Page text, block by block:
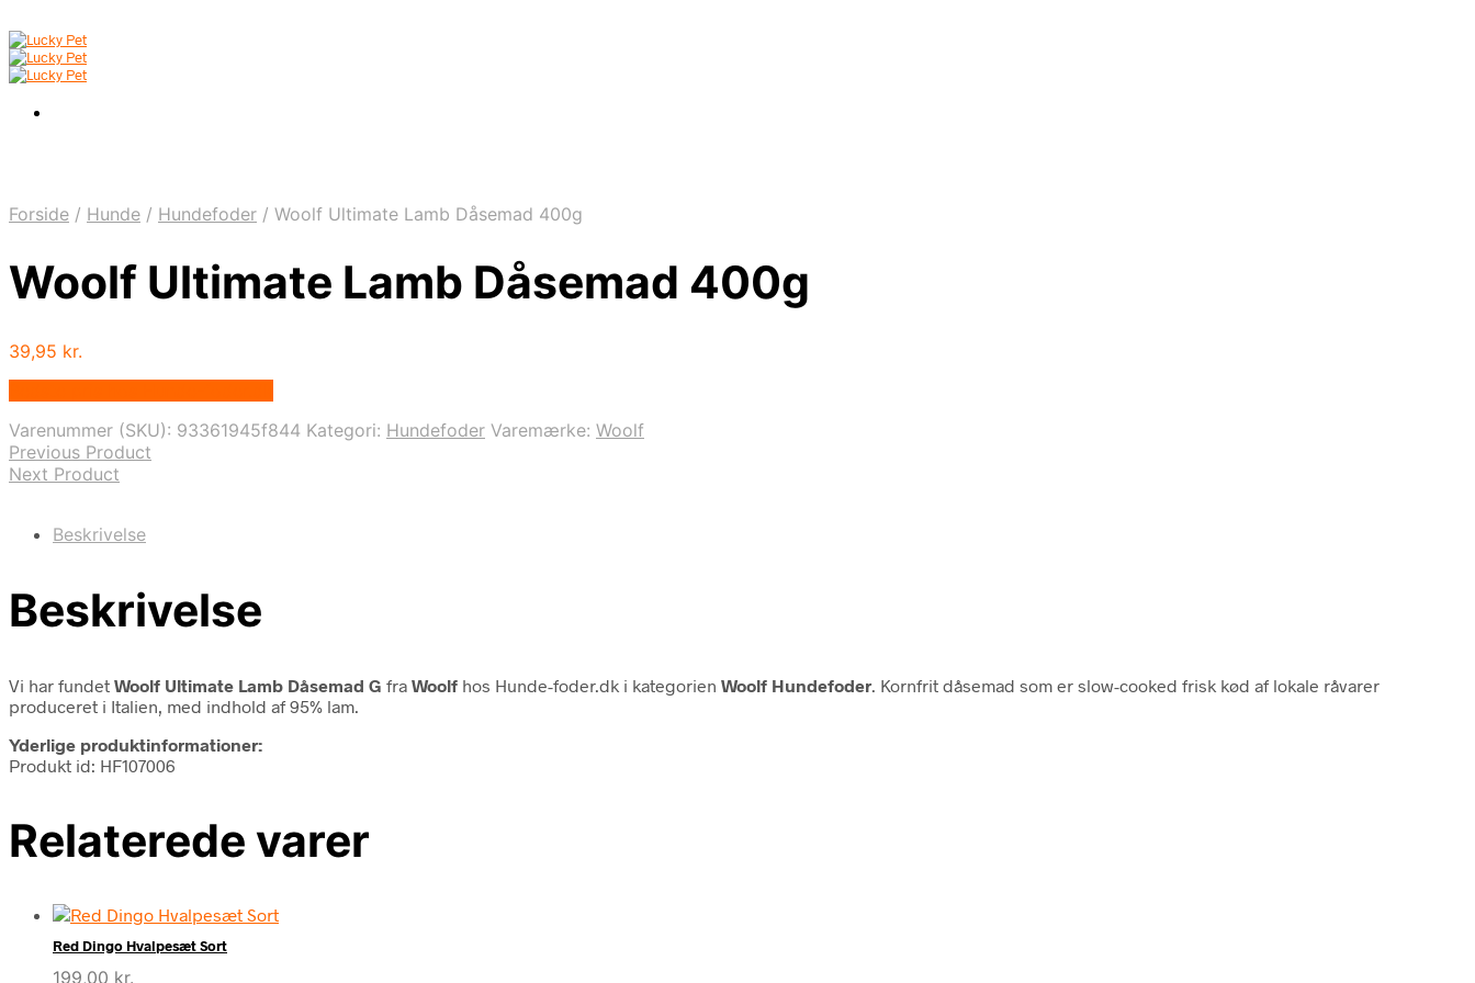
Forside / Hunde / Hundefoder / Woolf Ultimate Lamb Dåsemad 400g
Woolf Ultimate Lamb Dåsemad 400g
39,95 kr.
Varenummer (SKU): 93361945f844 Kategori: Hundefoder Varemærke: Woolf
Previous Product
Next Product
Beskrivelse
Beskrivelse
Vi har fundet Woolf Ultimate Lamb Dåsemad G fra Woolf hos Hunde-foder.dk i kategorien Woolf Hundefoder . Kornfrit dåsemad som er slow-cooked frisk kød af lokale råvarer
produceret i Italien, med indhold af 95% lam.
Yderlige produktinformationer:
Produkt id: HF107006
Relaterede varer
Red Dingo Hvalpesæt Sort
199,00 kr.